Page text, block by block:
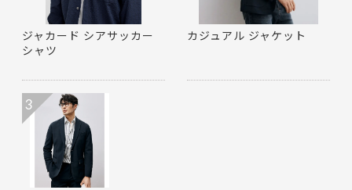
ジャカード シアサッカー
シャツ
カジュアル ジャケット
3